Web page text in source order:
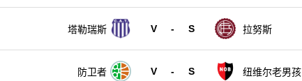
塔勒瑞斯 V - S 拉努斯
防卫者 V - S 纽维尔老男孩